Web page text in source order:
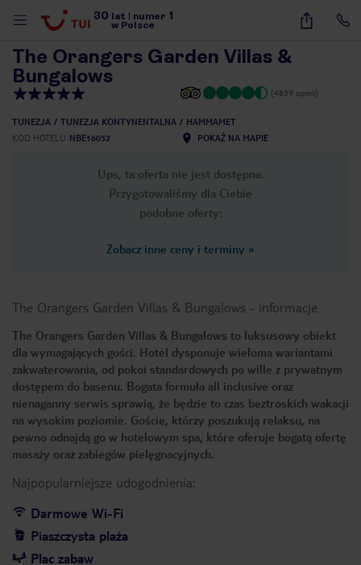
30 lat numer 1
w Polsce
19
The Orangers Garden Villas &
Bungalows
(4839 opinii)
TUNEZJA TUNEZJA KONTYNENTALNA
HAMMAMET
KOD HOTELU NBE16052 POKAŻ NA MAPIE
Ups, ta oferta nie jest dostępna.
Przygotowaliśmy dla Ciebie
podobne oferty:
Zobacz inne ceny i terminy »
The Orangers Garden Villas & Bungalows - informacje
The Orangers Garden Villas & Bungalows to luksusowy obiekt
dla wymagających gości. Hotel dysponuje wieloma wariantami
zakwaterowania, od pokoi standardowych po wille z prywatnym
dostępem do basenu. Bogata formuła all inclusive oraz
nienaganny serwis sprawią, że będzie to czas beztroskich wakacji
na wysokim poziomie. Goście, którzy poszukują relaksu, na
pewno odnajdą go w hotelowym spa, które oferuje bogatą ofertę
masaży oraz zabiegów pielęgnacyjnych.
Najpopularniejsze udogodnienia:
Darmowe Wi-Fi
Piaszczysta plaża
Plac zabaw